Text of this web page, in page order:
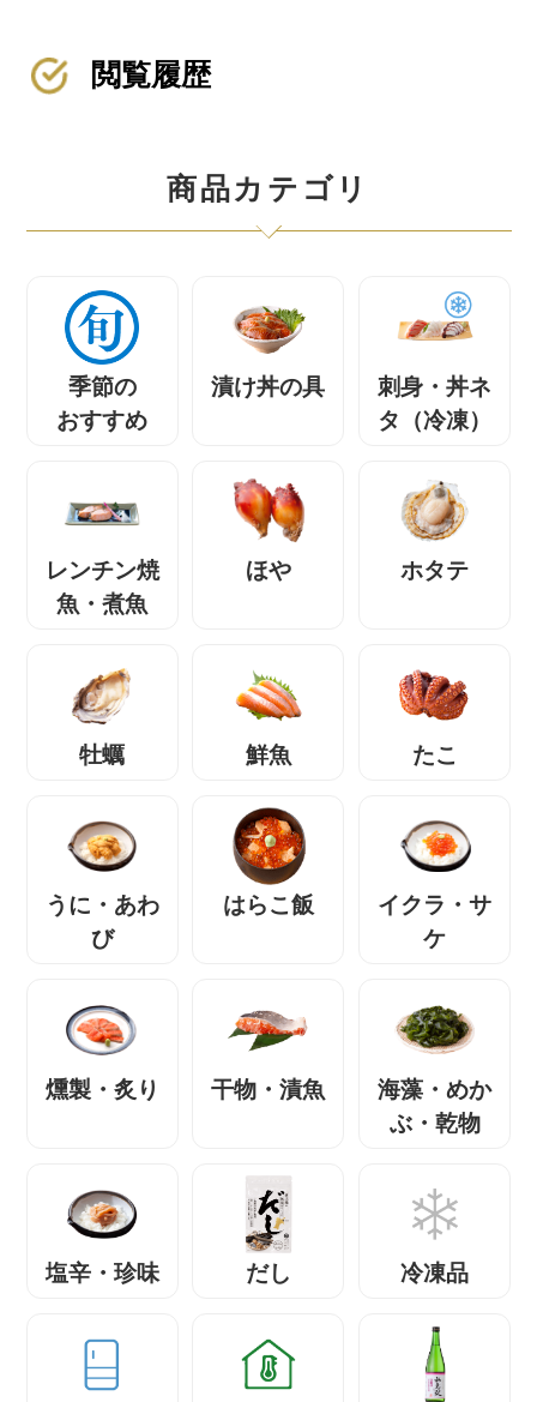
閲覧履歴
商品カテゴリ
季節の
おすすめ
漬け丼の具
刺身・丼ネ
タ（冷凍）
レンチン焼
魚・煮魚
ほや ホタテ
牡蠣 鮮魚 たこ
うに・あわ
び
はらこ飯
イクラ・サ
ケ
燻製・炙り 干物・漬魚
海藻・めか
ぶ・乾物
塩辛・珍味 だし 冷凍品